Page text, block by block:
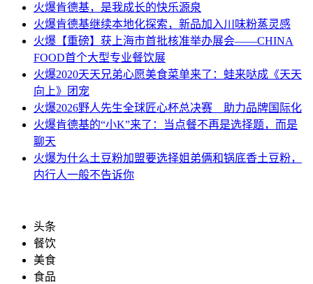
火爆肯德基，是我成长的快乐源泉
火爆肯德基继续本地化探索，新品加入川味粉蒸灵感
火爆 【重磅】获上海市首批核准举办展会——CHINA
FOOD首个大型专业餐饮展
火爆2020天天兄弟心愿美食菜单来了：蛙来哒成《天天
向上》团宠
火爆2026野人先生全球匠心杯总决赛 助力品牌国际化
火爆肯德基的“小K”来了：当点餐不再是选择题，而是
聊天
火爆为什么土豆粉加盟要选择姐弟俩和锅底香土豆粉，
内行人一般不告诉你
头条
餐饮
美食
食品